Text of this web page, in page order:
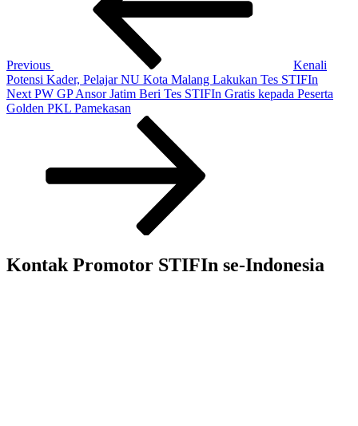
Previous
Kenali
Potensi Kader, Pelajar NU Kota Malang Lakukan Tes STIFIn
Next
Post
Next PW GP Ansor Jatim Beri Tes STIFIn Gratis kepada Peserta
Golden PKL Pamekasan
Kontak Promotor STIFIn se-Indonesia